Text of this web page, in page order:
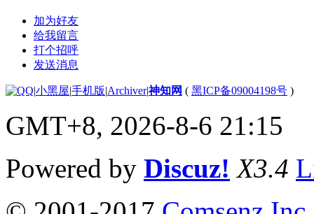
加为好友
给我留言
打个招呼
发送消息
|小黑屋|手机版|Archiver|神知网 ( 黑ICP备09004198号 )
GMT+8, 2026-8-6 21:15
Powered by Discuz! X3.4